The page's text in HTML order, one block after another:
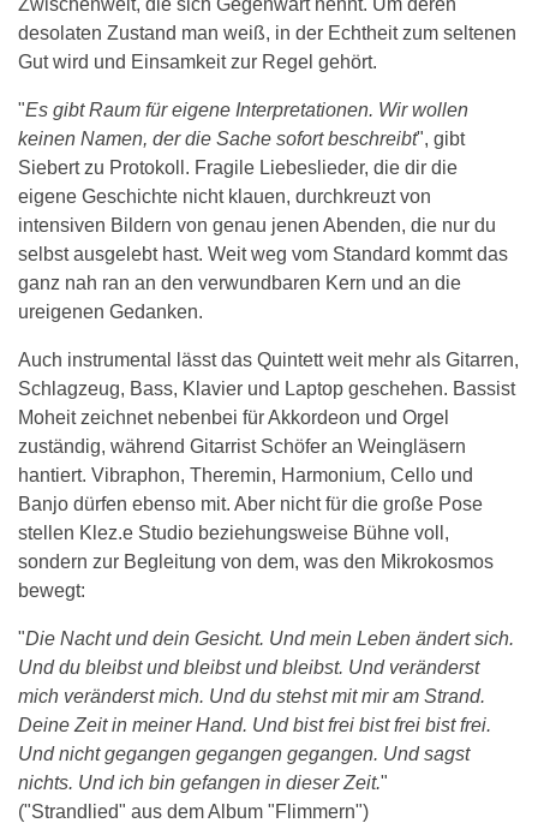
Zwischenwelt, die sich Gegenwart nennt. Um deren
desolaten Zustand man weiß, in der Echtheit zum seltenen
Gut wird und Einsamkeit zur Regel gehört.
"Es gibt Raum für eigene Interpretationen. Wir wollen
keinen Namen, der die Sache sofort beschreibt", gibt
Siebert zu Protokoll. Fragile Liebeslieder, die dir die
eigene Geschichte nicht klauen, durchkreuzt von
intensiven Bildern von genau jenen Abenden, die nur du
selbst ausgelebt hast. Weit weg vom Standard kommt das
ganz nah ran an den verwundbaren Kern und an die
ureigenen Gedanken.
Auch instrumental lässt das Quintett weit mehr als Gitarren,
Schlagzeug, Bass, Klavier und Laptop geschehen. Bassist
Moheit zeichnet nebenbei für Akkordeon und Orgel
zuständig, während Gitarrist Schöfer an Weingläsern
hantiert. Vibraphon, Theremin, Harmonium, Cello und
Banjo dürfen ebenso mit. Aber nicht für die große Pose
stellen Klez.e Studio beziehungsweise Bühne voll,
sondern zur Begleitung von dem, was den Mikrokosmos
bewegt:
"Die Nacht und dein Gesicht. Und mein Leben ändert sich.
Und du bleibst und bleibst und bleibst. Und veränderst
mich veränderst mich. Und du stehst mit mir am Strand.
Deine Zeit in meiner Hand. Und bist frei bist frei bist frei.
Und nicht gegangen gegangen gegangen. Und sagst
nichts. Und ich bin gefangen in dieser Zeit."
("Strandlied" aus dem Album "Flimmern")